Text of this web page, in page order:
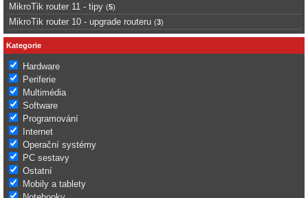
MikroTik router 11 - tipy (5)
MikroTik router 10 - upgrade routeru (3)
Kategorie
Hardware
Periferie
Multimédia
Software
Programování
Internet
Operační systémy
PC sestavy
Ostatní
Mobily a tablety